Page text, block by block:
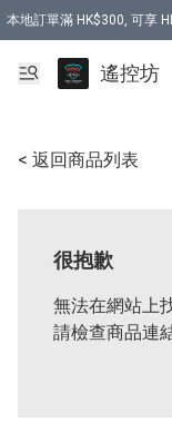
本地訂單滿 HK$300, 可享
購買 7.6V 6500mah 70C
遙控坊
< 返回商品列表
很抱歉
無法在網站上
請檢查商品連